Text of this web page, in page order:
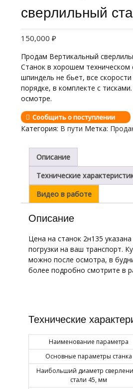
сверлильный
150,000 ₽
Продам Вертикальный
Станок в хорошем техническом
шпиндель не бьет, все
порядке, в комплекте с
осмотре.
Сообщить о поступлении
Категория: В пути Метка:
Описание
Технические
Видео в работе
Описание
Цена на станок 2н135
погрузки на ваш транспорт.
можно после осмотра, в
более подробно смотрите в
Технические
Наименование параметра
Основные параметры станка
Наибольший диаметр
стали 45, мм